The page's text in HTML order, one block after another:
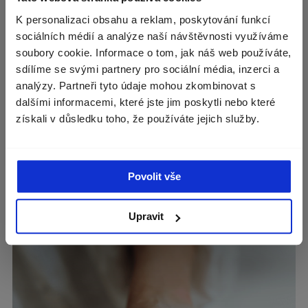
K personalizaci obsahu a reklam, poskytování funkcí
sociálních médií a analýze naší návštěvnosti využíváme
soubory cookie. Informace o tom, jak náš web používáte,
sdílíme se svými partnery pro sociální média, inzerci a
analýzy. Partneři tyto údaje mohou zkombinovat s
dalšími informacemi, které jste jim poskytli nebo které
získali v důsledku toho, že používáte jejich služby.
Povolit vše
Upravit
Zobrazíme vám správné ceny, dostupnost a
dopravu.
Währung Tschechien (Kč)
BIOTECHNOLOGIE: JAK MODERNÍ VĚDA MĚNÍ
SVĚT A PŘÍSTUP KE KOSMETICE
6. Sep 2024
V posledních desetiletích se biotechnologie stala
jedním z hlavních hnacích motorů udržitelnosti.
Vzhledem k tomu, že se svět...